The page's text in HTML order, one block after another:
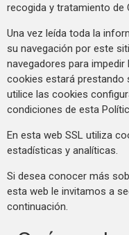
recogida y tratamiento de
Una vez leída toda la
su navegación por este
navegadores para
cookies estará prestando
utilice las cookies
condiciones de esta
En esta web SSL utiliza
estadísticas y analíticas.
Si desea conocer más
esta web le invitamos a
continuación.